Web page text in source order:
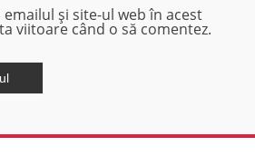
emailul și site-ul web în acest
viitoare când o să comentez.